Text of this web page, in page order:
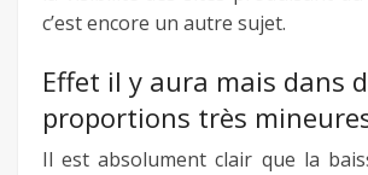
c’est encore un autre sujet.
Effet il y aura mais dans
proportions très
Il est absolument clair que la